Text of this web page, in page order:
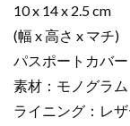
ポ
ー
ル
NM
ダ
ー
10 x 14 x 2.5 cm
(幅 x 高さ x マチ)
パスポートカバー
素材：モノグラ
ライニング：レ